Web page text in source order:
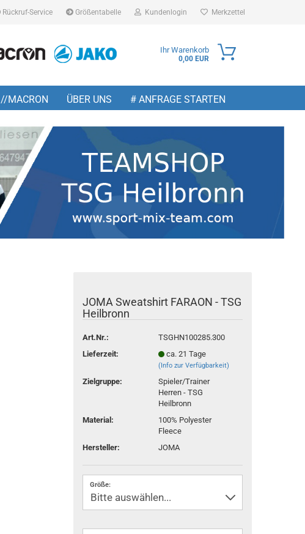
Rückruf-Service Größentabelle Kundenlogin
Passwort
Konto erstellen
Passwort vergessen?
Merkzettel
Ihr Warenkorb
0,00 EUR
//MACRON ÜBER UNS # ANFRAGE STARTEN
JOMA Sweatshirt FARAON - TSG
Heilbronn
Art.Nr.:
TSGHN100285.300
Lieferzeit:
ca. 21 Tage
(Info zur Verfügbarkeit)
Zielgruppe:
Spieler/Trainer
Herren - TSG
Heilbronn
Material:
100% Polyester
Fleece
Hersteller:
JOMA
Größe: